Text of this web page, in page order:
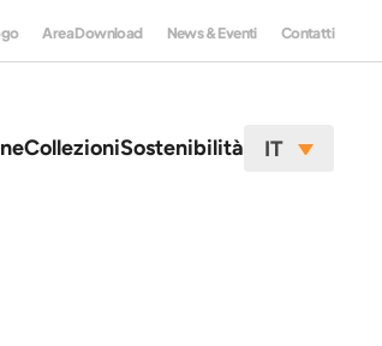
Area Download News & Eventi Contatti
CollezioniSostenibilità IT